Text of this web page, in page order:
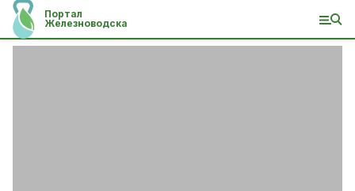
Портал
Железноводска